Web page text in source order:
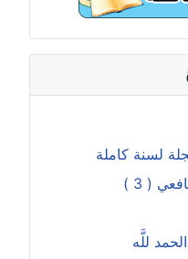
لسنة كاملة
( 3 )
للَّه